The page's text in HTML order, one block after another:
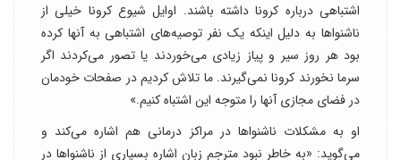
اشتباهی درباره کرونا داشته باشند. اوایل شیوع کرونا خیلی از
ناشنواها به دلیل اینکه یک نفر توصیه‌های اشتباهی به آنها کرده
بود هر روز سیر و پیاز زیادی می‌خوردند یا تصور می‌کردند اگر
سرما نخورند کرونا نمی‌گیرند. ما تلاش کردیم در صفحات خودمان
در فضای مجازی آنها را متوجه این اشتباه کنیم.»
او به مشکلات ناشنواها در مراکز درمانی هم اشاره می‌کند و
می‌گوید: «به خاطر نبود مترجم زبان اشاره بسیاری از ناشنواها در